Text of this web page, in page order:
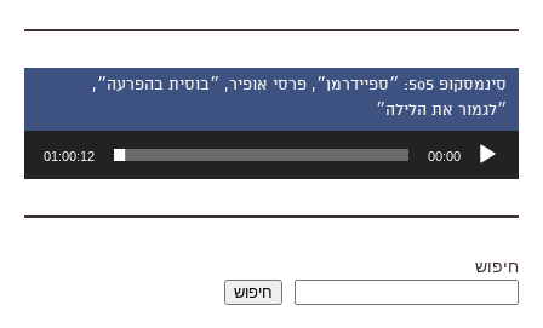
סינמסקופ 505: ״ספיידרמן״, פרסי אופיר, ״בוסית בהפרעה״,
״לגמור את הלילה״
אודיו
00:00
01:00:12
חיפוש
חיפוש